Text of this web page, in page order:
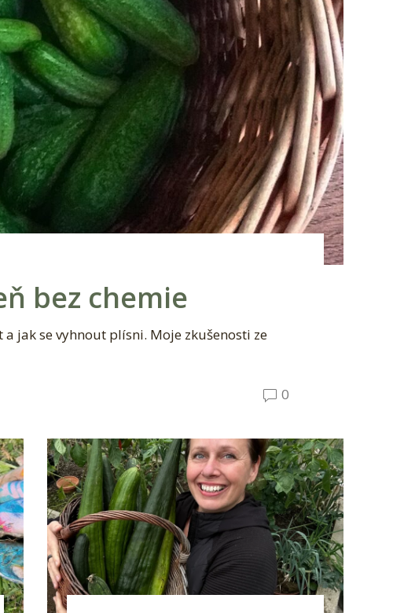
bez chemie
jak se vyhnout plísni. Moje zkušenosti ze
0